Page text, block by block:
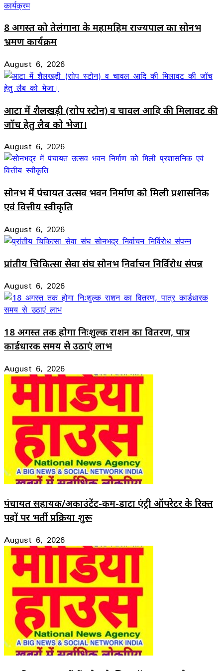
8 अगस्त को तेलंगाना के महामहिम राज्यपाल का सोनभद्र
भ्रमण कार्यक्रम
August 6, 2026
आटा में शैलखड़ी (राोप स्टोन) व चावल आदि की मिलावट की
जॉच हेतु लैब को भेजा।
August 6, 2026
सोनभद्र में पंचायत उत्सव भवन निर्माण को मिली प्रशासनिक
एवं वित्तीय स्वीकृति
August 6, 2026
प्रांतीय चिकित्सा सेवा संघ सोनभद्र निर्वाचन निर्विरोध संपन्न
August 6, 2026
18 अगस्त तक होगा निःशुल्क राशन का वितरण, पात्र
कार्डधारक समय से उठाएं लाभ
August 6, 2026
पंचायत सहायक/अकाउंटेंट-कम-डाटा एंट्री ऑपरेटर के रिक्त
पदों पर भर्ती प्रक्रिया शुरू
August 6, 2026